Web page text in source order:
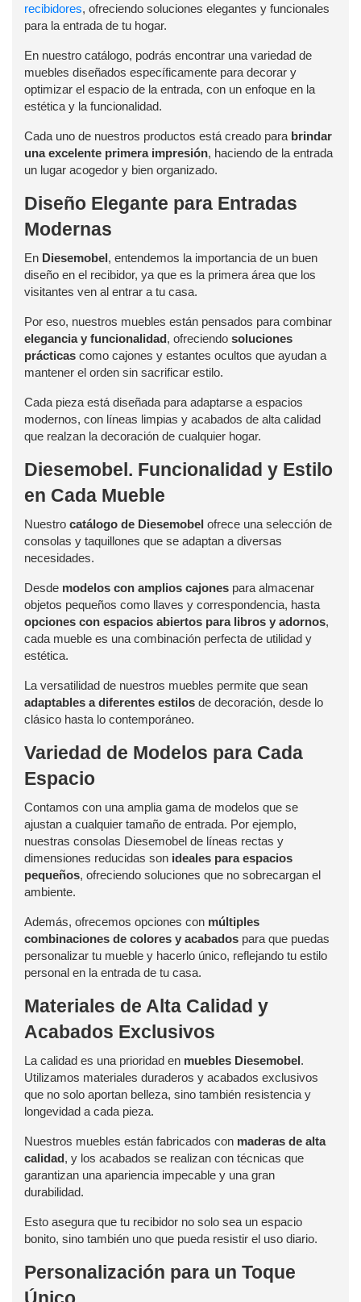
recibidores, ofreciendo soluciones elegantes y funcionales
para la entrada de tu hogar.
En nuestro catálogo, podrás encontrar una variedad de
muebles diseñados específicamente para decorar y
optimizar el espacio de la entrada, con un enfoque en la
estética y la funcionalidad.
Cada uno de nuestros productos está creado para brindar
una excelente primera impresión, haciendo de la entrada
un lugar acogedor y bien organizado.
Diseño Elegante para Entradas
Modernas
En Diesemobel, entendemos la importancia de un buen
diseño en el recibidor, ya que es la primera área que los
visitantes ven al entrar a tu casa.
Por eso, nuestros muebles están pensados para combinar
elegancia y funcionalidad, ofreciendo soluciones
prácticas como cajones y estantes ocultos que ayudan a
mantener el orden sin sacrificar estilo.
Cada pieza está diseñada para adaptarse a espacios
modernos, con líneas limpias y acabados de alta calidad
que realzan la decoración de cualquier hogar.
Diesemobel. Funcionalidad y Estilo
en Cada Mueble
Nuestro catálogo de Diesemobel ofrece una selección de
consolas y taquillones que se adaptan a diversas
necesidades.
Desde modelos con amplios cajones para almacenar
objetos pequeños como llaves y correspondencia, hasta
opciones con espacios abiertos para libros y adornos,
cada mueble es una combinación perfecta de utilidad y
estética.
La versatilidad de nuestros muebles permite que sean
adaptables a diferentes estilos de decoración, desde lo
clásico hasta lo contemporáneo.
Variedad de Modelos para Cada
Espacio
Contamos con una amplia gama de modelos que se
ajustan a cualquier tamaño de entrada. Por ejemplo,
nuestras consolas Diesemobel de líneas rectas y
dimensiones reducidas son ideales para espacios
pequeños, ofreciendo soluciones que no sobrecargan el
ambiente.
Además, ofrecemos opciones con múltiples
combinaciones de colores y acabados para que puedas
personalizar tu mueble y hacerlo único, reflejando tu estilo
personal en la entrada de tu casa.
Materiales de Alta Calidad y
Acabados Exclusivos
La calidad es una prioridad en muebles Diesemobel.
Utilizamos materiales duraderos y acabados exclusivos
que no solo aportan belleza, sino también resistencia y
longevidad a cada pieza.
Nuestros muebles están fabricados con maderas de alta
calidad, y los acabados se realizan con técnicas que
garantizan una apariencia impecable y una gran
durabilidad.
Esto asegura que tu recibidor no solo sea un espacio
bonito, sino también uno que pueda resistir el uso diario.
Personalización para un Toque